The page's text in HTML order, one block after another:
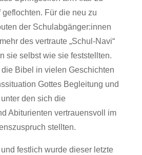
Für die neu zu
der Schulabgänger:innen
des vertraute „Schul-Navi“
sie selbst wie sie feststellten.
Bibel in vielen Geschichten
Gottes Begleitung und
den sich die
Abiturienten vertrauensvoll im
stellten.
festlich wurde dieser letzte